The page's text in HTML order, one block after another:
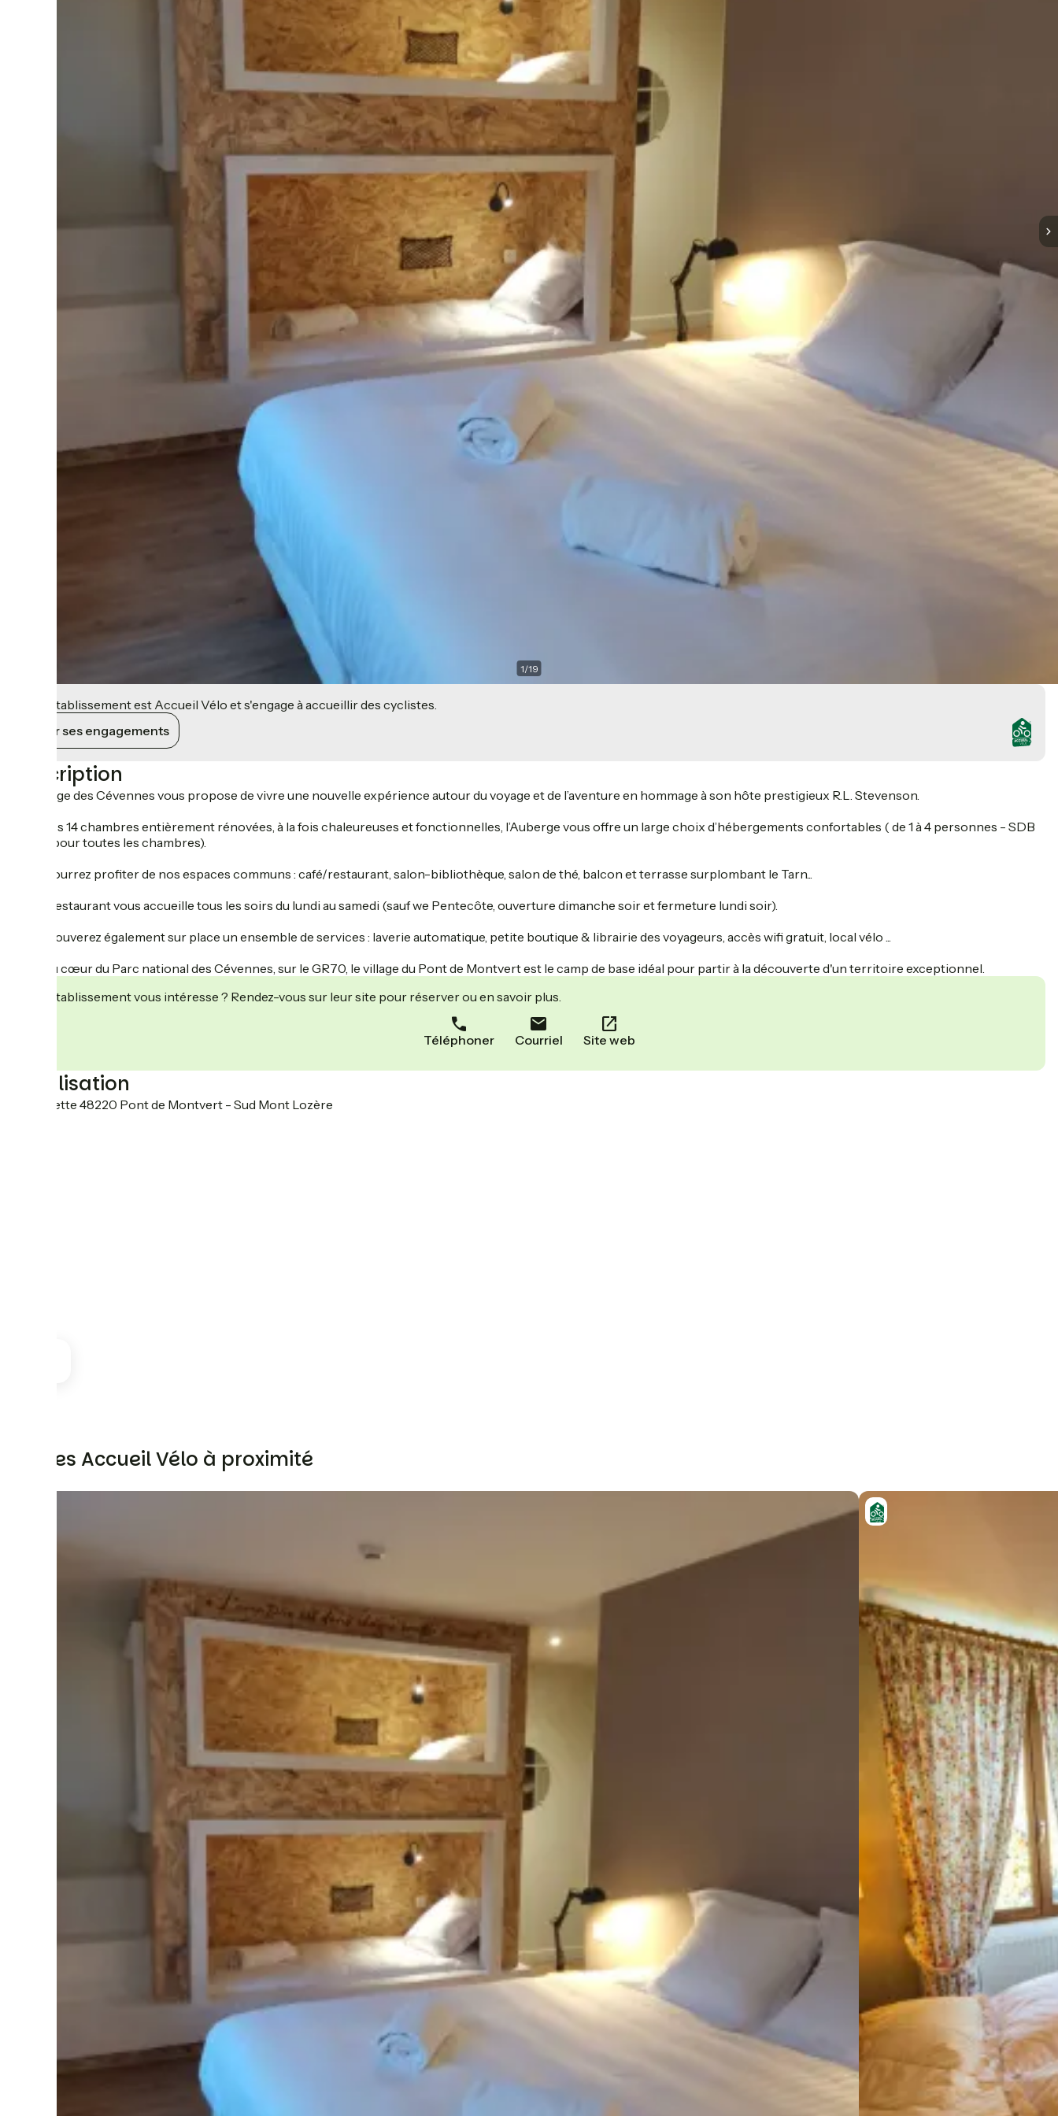
1/19
Cet établissement est Accueil Vélo et s'engage à accueillir des cyclistes.
Voir ses engagements
Description
L’Auberge des Cévennes vous propose de vivre une nouvelle expérience autour du voyage et de l’aventure en hommage à son hôte prestigieux R.L. Stevenson.
Avec ses 14 chambres entièrement rénovées, à la fois chaleureuses et fonctionnelles, l’Auberge vous offre un large choix d’hébergements confortables ( de 1 à 4 personnes - SDB
privée pour toutes les chambres).
Vous pourrez profiter de nos espaces communs : café/restaurant, salon-bibliothèque, salon de thé, balcon et terrasse surplombant le Tarn...
Notre restaurant vous accueille tous les soirs du lundi au samedi (sauf we Pentecôte, ouverture dimanche soir et fermeture lundi soir).
Vous trouverez également sur place un ensemble de services : laverie automatique, petite boutique & librairie des voyageurs, accès wifi gratuit, local vélo ...
Situé au cœur du Parc national des Cévennes, sur le GR70, le village du Pont de Montvert est le camp de base idéal pour partir à la découverte d'un territoire exceptionnel.
Cet établissement vous intéresse ? Rendez-vous sur leur site pour réserver ou en savoir plus.
Téléphoner Courriel Site web
Localisation
La placette 48220 Pont de Montvert - Sud Mont Lozère
Autres Accueil Vélo à proximité